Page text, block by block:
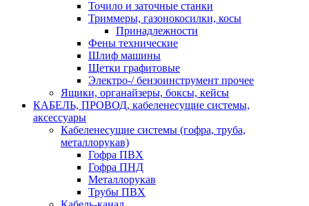
Точило и заточные станки
Триммеры, газонокосилки, косы
Принадлежности
Фены технические
Шлиф машины
Щетки графитовые
Электро-/ бензоинструмент прочее
Ящики, органайзеры, боксы, кейсы
КАБЕЛЬ, ПРОВОД, кабеленесущие системы,
аксессуары
Кабеленесущие системы (гофра, труба,
металлорукав)
Гофра ПВХ
Гофра ПНД
Металлорукав
Трубы ПВХ